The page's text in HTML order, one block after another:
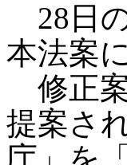
28日
本法案
修正
提案さ